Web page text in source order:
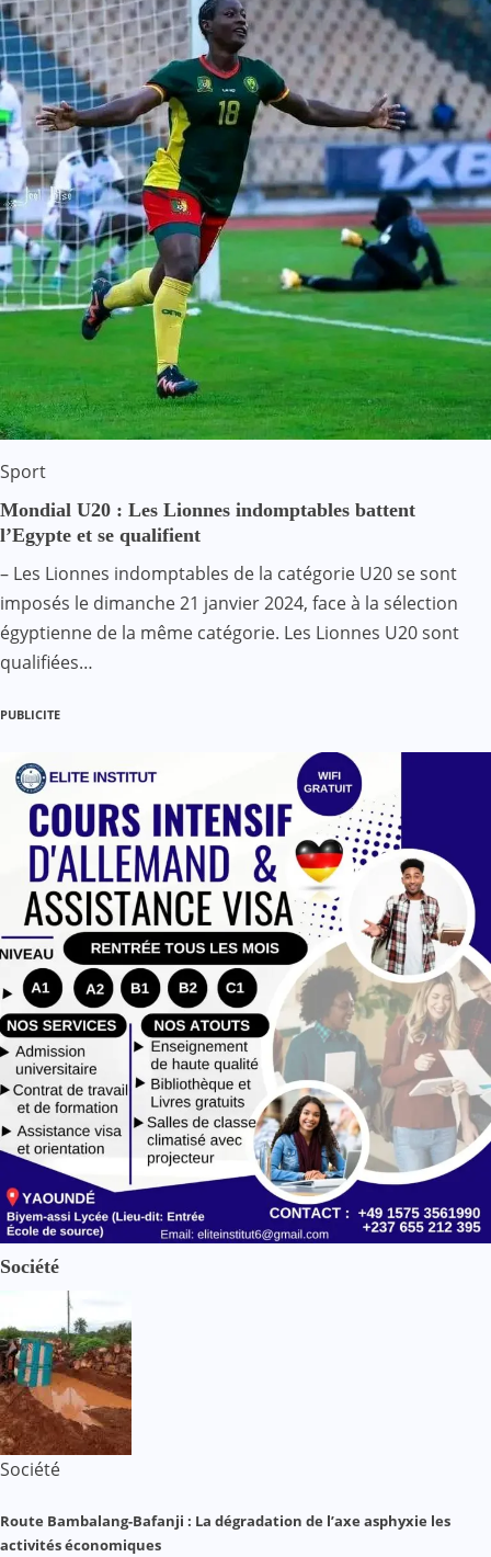
Sport
Mondial U20 : Les Lionnes indomptables battent
l’Egypte et se qualifient
– Les Lionnes indomptables de la catégorie U20 se sont
imposés le dimanche 21 janvier 2024, face à la sélection
égyptienne de la même catégorie. Les Lionnes U20 sont
qualifiées…
PUBLICITE
Société
Société
Route Bambalang-Bafanji : La dégradation de l’axe asphyxie les
activités économiques